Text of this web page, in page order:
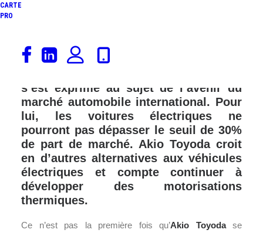
CARTE
PRO
Akio Toyoda, le PDG de T
Corporation, à savoir le premier
s’est exprimé au sujet de l’avenir du
marché automobile international. Pour
lui, les voitures électriques ne
pourront pas dépasser le seuil de 30%
de part de marché. Akio Toyoda croit
en d’autres alternatives aux véhicules
électriques et compte continuer à
développer des motorisations
thermiques.
Ce n’est pas la première fois qu’Akio Toyodase